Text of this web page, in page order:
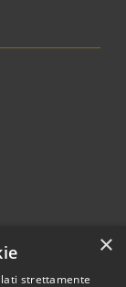
×
strettamente